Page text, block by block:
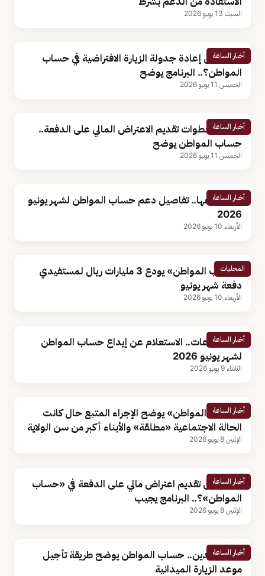
السبت 13 يونيو 2026
أخبار الساعة
هل يمكن إعادة جدولة الزيارة الافتراضية في حساب
المواطن؟.. البرنامج يوضح
الخميس 11 يونيو 2026
أخبار الساعة
موعد وخطوات تقديم الاعتراض المالي على الدفعة..
حساب المواطن يوضح
الخميس 11 يونيو 2026
أخبار الساعة
بعد إيداعها.. تفاصيل دعم حساب المواطن لشهر يونيو
2026
الأربعاء 10 يونيو 2026
المحليات
«حساب المواطن» يودع 3 مليارات ريال لمستفيدي
دفعة شهر يونيو
الأربعاء 10 يونيو 2026
أخبار الساعة
خلال ساعات.. الاستعلام عن إيداع حساب المواطن
لشهر يونيو 2026
الثلاثاء 9 يونيو 2026
أخبار الساعة
«حساب المواطن» يوضح الإجراء المتبع حال كانت
الحالة الاجتماعية «مطلقة» والأبناء أكبر من سن الولاية
الإثنين 8 يونيو 2026
أخبار الساعة
متى يمكن تقديم اعتراض مالي على الدفعة في «حساب
المواطن»؟.. البرنامج يجيب
الإثنين 8 يونيو 2026
أخبار الساعة
للمستفيدين.. حساب المواطن يوضح طريقة تأجيل
موعد الزيارة الميدانية